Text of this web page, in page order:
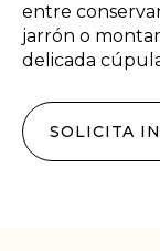
entre
jarrón o
delicada
SOLICITA